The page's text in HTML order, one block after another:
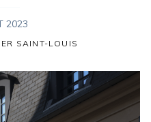
2023
SAINT-LOUIS